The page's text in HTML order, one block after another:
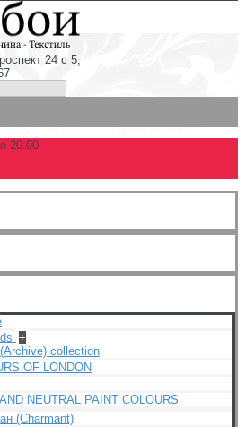
24 с 5,
20:00
+
collection
OF LONDON
NEUTRAL PAINT COLOURS
(Charmant)